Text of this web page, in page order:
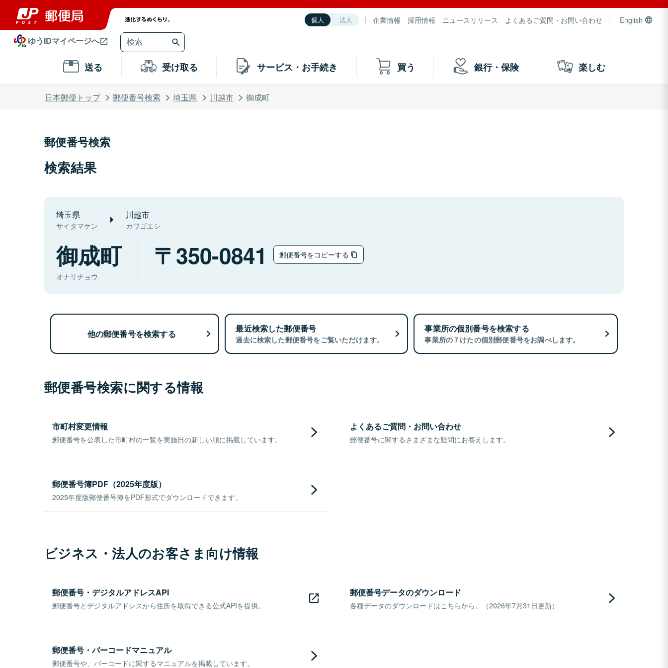
個人 法人 企業情報 採用情報 ニュースリリース よくあるご質問・お問い合わせ English
ゆうIDマイページへ
送る 受け取る サービス・お手続き 買う 銀行・保険 楽しむ
日本郵便トップ 郵便番号検索 埼玉県 川越市 御成町
郵便番号検索
検索結果
埼玉県
サイタマケン
川越市
カワゴエシ
御成町
オナリチョウ
350-0841 郵便番号をコピーする
他の郵便番号を検索する 最近検索した郵便番号
過去に検索した郵便番号をご覧いただけます。
事業所の個別番号を検索する
事業所の７けたの個別郵便番号をお調べします。
郵便番号検索に関する情報
市町村変更情報
郵便番号を公表した市町村の一覧を実施日の新しい順に掲載しています。
よくあるご質問・お問い合わせ
郵便番号に関するさまざまな疑問にお答えします。
郵便番号簿PDF（2025年度版）
2025年度版郵便番号簿をPDF形式でダウンロードできます。
ビジネス・法人のお客さま向け情報
郵便番号・デジタルアドレスAPI
郵便番号とデジタルアドレスから住所を取得できる公式APIを提供。
郵便番号データのダウンロード
各種データのダウンロードはこちらから。（2026年7月31日更新）
郵便番号・バーコードマニュアル
郵便番号や、バーコードに関するマニュアルを掲載しています。